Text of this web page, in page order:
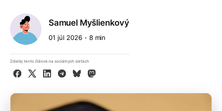
Samuel Myšlienkový
01 júl 2026 8 min
Zdieľaj tento článok na sociálnych sieťach
Facebook
X LinkedInTelegram
BlueskyMastodon